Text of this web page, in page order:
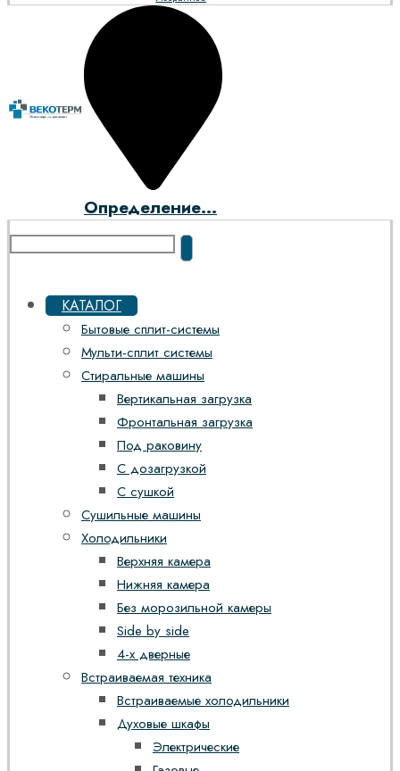
Определение...
КАТАЛОГ
Бытовые сплит-системы
Мульти-сплит системы
Стиральные машины
Вертикальная загрузка
Фронтальная загрузка
Под раковину
С дозагрузкой
С сушкой
Сушильные машины
Холодильники
Верхняя камера
Нижняя камера
Без морозильной камеры
Side by side
4-х дверные
Встраиваемая техника
Встраиваемые холодильники
Духовые шкафы
Электрические